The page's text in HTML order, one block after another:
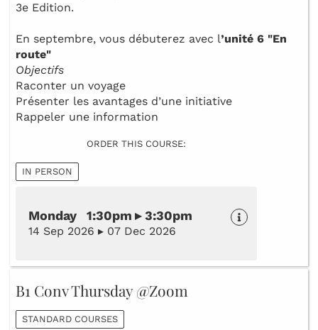
3e Edition.
En septembre, vous débuterez avec l’unité 6 "En
route"
Objectifs
Raconter un voyage
Présenter les avantages d’une initiative
Rappeler une information
ORDER THIS COURSE:
IN PERSON
Monday 1:30pm ▸ 3:30pm
14 Sep 2026 ▸ 07 Dec 2026
B1 Conv Thursday @Zoom
STANDARD COURSES